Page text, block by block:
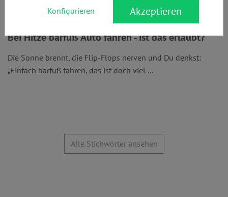
Bei Hitze barfuß Auto fahren - ist das erlaubt?
Die Sonne brennt, die Flip-Flops nerven und Du denkst:
„Einfach barfuß fahren, das ist doch viel ...
Alle Stichwörter ansehen
Konfigurieren Akzeptieren